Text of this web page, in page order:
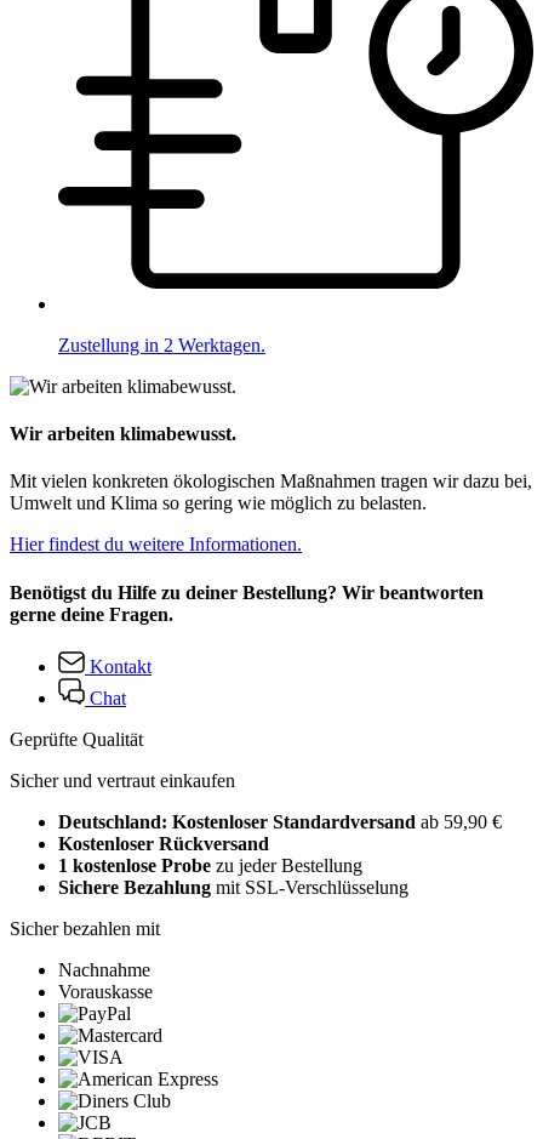
Zustellung in 2 Werktagen.
Wir arbeiten klimabewusst.
Mit vielen konkreten ökologischen Maßnahmen tragen wir dazu bei,
Umwelt und Klima so gering wie möglich zu belasten.
Hier findest du weitere Informationen.
Benötigst du Hilfe zu deiner Bestellung? Wir beantworten
gerne deine Fragen.
Kontakt
Chat
Geprüfte Qualität
Sicher und vertraut einkaufen
Deutschland: Kostenloser Standardversand ab 59,90 €
Kostenloser Rückversand
1 kostenlose Probe zu jeder Bestellung
Sichere Bezahlung mit SSL-Verschlüsselung
Sicher bezahlen mit
Nachnahme
Vorauskasse